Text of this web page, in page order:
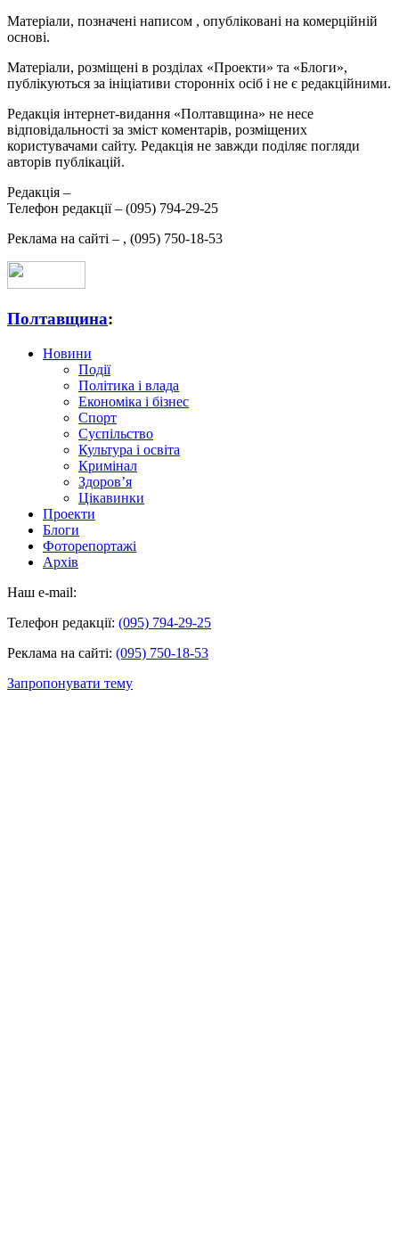
Матеріали, позначені написом , опубліковані на комерційній
основі.
Матеріали, розміщені в розділах «Проекти» та «Блоги»,
публікуються за ініціативи сторонніх осіб і не є редакційними.
Редакція інтернет-видання «Полтавщина» не несе
відповідальності за зміст коментарів, розміщених
користувачами сайту. Редакція не завжди поділяє погляди
авторів публікацій.
Редакція –
Телефон редакції – (095) 794-29-25
Реклама на сайті – , (095) 750-18-53
Полтавщина:
Новини
Події
Політика і влада
Економіка і бізнес
Спорт
Суспільство
Культура і освіта
Кримінал
Здоров’я
Цікавинки
Проекти
Блоги
Фоторепортажі
Архів
Наш e-mail:
Телефон редакції: (095) 794-29-25
Реклама на сайті: (095) 750-18-53
Запропонувати тему